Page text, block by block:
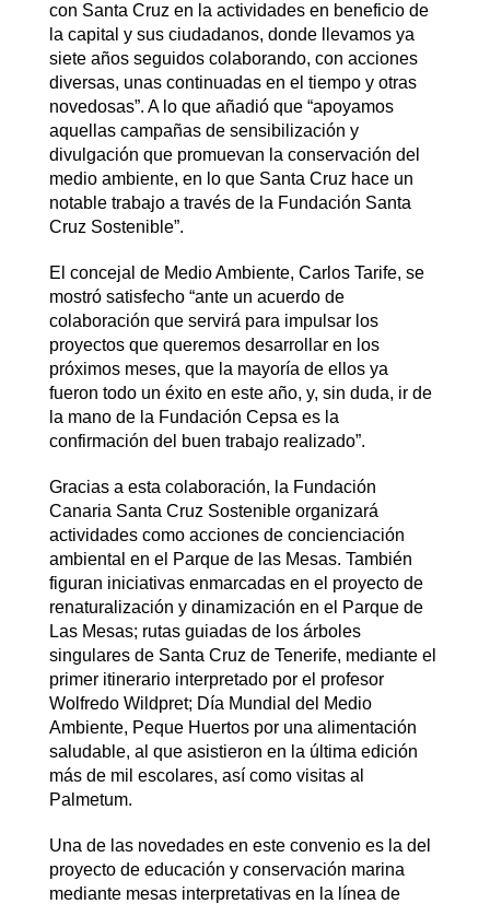
con Santa Cruz en la actividades en beneficio de
la capital y sus ciudadanos, donde llevamos ya
siete años seguidos colaborando, con acciones
diversas, unas continuadas en el tiempo y otras
novedosas”. A lo que añadió que “apoyamos
aquellas campañas de sensibilización y
divulgación que promuevan la conservación del
medio ambiente, en lo que Santa Cruz hace un
notable trabajo a través de la Fundación Santa
Cruz Sostenible”.
El concejal de Medio Ambiente, Carlos Tarife, se
mostró satisfecho “ante un acuerdo de
colaboración que servirá para impulsar los
proyectos que queremos desarrollar en los
próximos meses, que la mayoría de ellos ya
fueron todo un éxito en este año, y, sin duda, ir de
la mano de la Fundación Cepsa es la
confirmación del buen trabajo realizado”.
Gracias a esta colaboración, la Fundación
Canaria Santa Cruz Sostenible organizará
actividades como acciones de concienciación
ambiental en el Parque de las Mesas. También
figuran iniciativas enmarcadas en el proyecto de
renaturalización y dinamización en el Parque de
Las Mesas; rutas guiadas de los árboles
singulares de Santa Cruz de Tenerife, mediante el
primer itinerario interpretado por el profesor
Wolfredo Wildpret; Día Mundial del Medio
Ambiente, Peque Huertos por una alimentación
saludable, al que asistieron en la última edición
más de mil escolares, así como visitas al
Palmetum.
Una de las novedades en este convenio es la del
proyecto de educación y conservación marina
mediante mesas interpretativas en la línea de